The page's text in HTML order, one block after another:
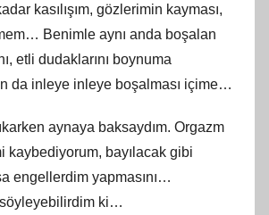
kasılışım, gözlerimin kayması,
Benimle aynı anda boşalan
etli dudaklarını boynuma
da inleye inleye boşalması içime…
aynaya baksaydım. Orgazm
kaybediyorum, bayılacak gibi
engellerdim yapmasını…
ki…